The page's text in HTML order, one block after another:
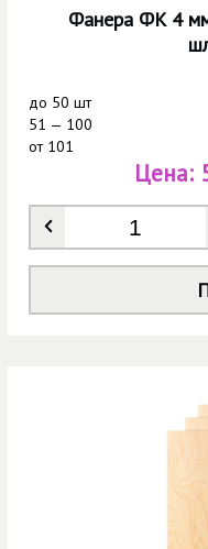
Фанера ФК 4
до 50 шт
51 — 100
от101
Количество
Цена: